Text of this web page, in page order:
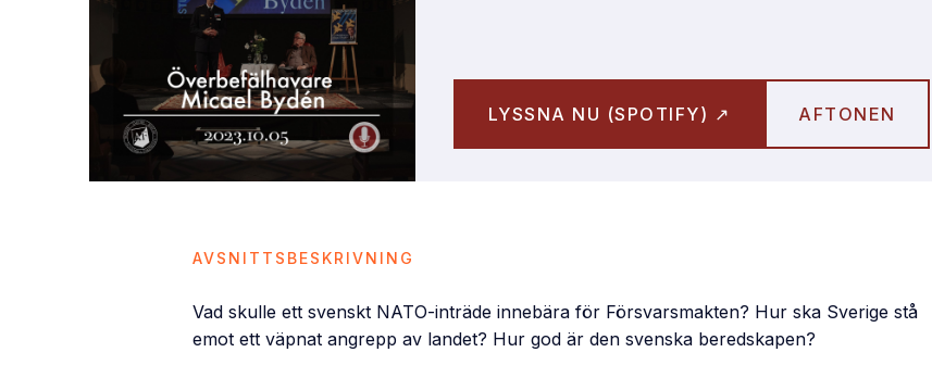
LYSSNA NU (SPOTIFY) ↗ AFTONEN
AVSNITTSBESKRIVNING
Vad skulle ett svenskt NATO-inträde innebära för Försvarsmakten? Hur ska Sverige stå
emot ett väpnat angrepp av landet? Hur god är den svenska beredskapen?